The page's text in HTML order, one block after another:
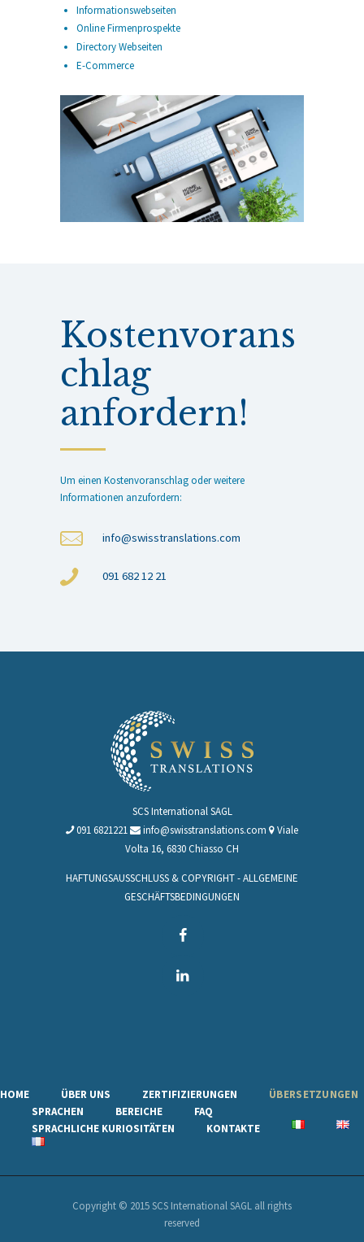
Informationswebseiten
Online Firmenprospekte
Directory Webseiten
E-Commerce
Kostenvorans
chlag
anfordern!
Um einen Kostenvoranschlag oder weitere
Informationen anzufordern:
info@swisstranslations.com
091 682 12 21
SCS International SAGL
091 6821221
info@swisstranslations.com
Viale
Volta 16, 6830 Chiasso CH
HAFTUNGSAUSSCHLUSS & COPYRIGHT-ALLGEMEINE
GESCHÄFTSBEDINGUNGEN
HOME ÜBER UNS ZERTIFIZIERUNGEN
ÜBERSETZUNGEN
SPRACHEN
BEREICHE
FAQ
SPRACHLICHE KURIOSITÄTEN
KONTAKTE
Copyright © 2015 SCS International SAGL all rights
reserved